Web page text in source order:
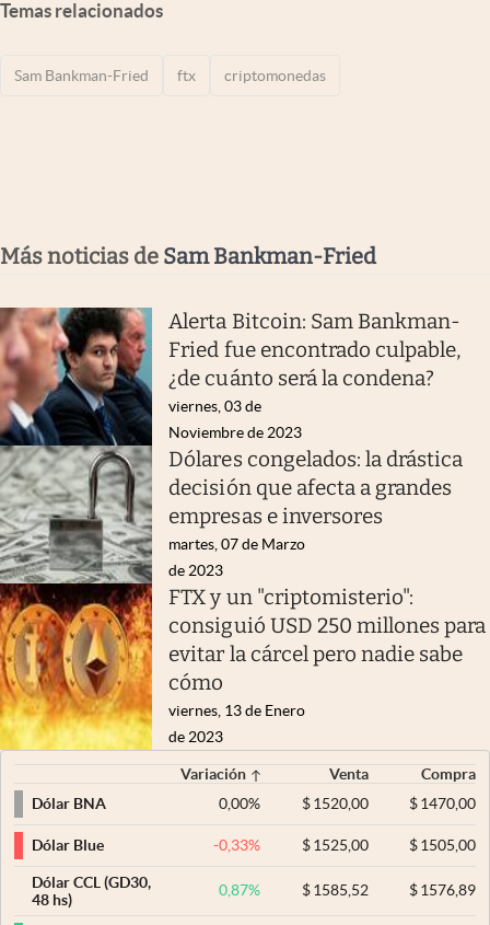
Temas relacionados
Sam Bankman-Fried ftx criptomonedas
Más noticias de Sam Bankman-Fried
Alerta Bitcoin: Sam Bankman-
Fried fue encontrado culpable,
¿de cuánto será la condena?
viernes, 03 de
Noviembre de 2023
Dólares congelados: la drástica
decisión que afecta a grandes
empresas e inversores
martes, 07 de Marzo
de 2023
FTX y un "criptomisterio":
consiguió USD 250 millones para
evitar la cárcel pero nadie sabe
cómo
viernes, 13 de Enero
de 2023
Variación Venta
Compra
Dólar BNA
0,00% $ 1520,00 $1470,00
Dólar Blue -0,33% $ 1525,00 $1505,00
Dólar CCL (GD30,
48 hs)
0,87% $ 1585,52 $1576,89